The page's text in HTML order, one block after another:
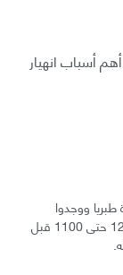
أسباب انهيار
طبريا ووجدوا
بمساعدة تقنية التأريخ بالكربون المشع أن الفترة من: 1250 حتى 1100 قبل